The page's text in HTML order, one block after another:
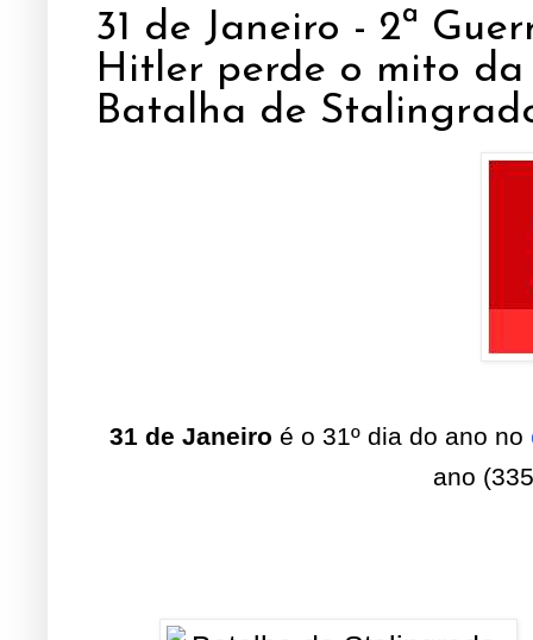
31 de Janeiro - 2ª
Hitler perde o mito
Batalha de
31 de Janeiro é o 31º dia do ano no
ano